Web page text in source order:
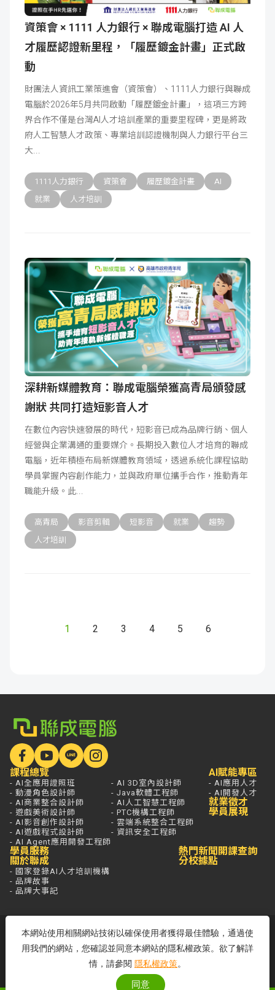
資策會 × 1111 人力銀行 × 聯成電腦打造 AI 人
才履歷認證新里程，「履歷鍍金計畫」正式啟
動
財團法人資訊工業策進會（資策會）、1111人力銀行與聯成
電腦於2026年5月共同啟動「履歷鍍金計畫」，這項三方跨
界合作不僅是台灣AI人才培訓產業的重要里程碑，更是將政
府人工智慧人才政策、專業培訓認證機制與人力銀行平台三
大
1111人力銀行 資策會 履歷鍍金計畫
AI
就業
人才培訓
深耕新媒體教育：聯成電腦榮獲高青局頒發感
謝狀 共同打造短影音人才
在數位內容快速發展的時代，短影音已成為品牌行銷、個人
經營與企業溝通的重要媒介。長期投入數位人才培育的聯成
電腦，近年積極布局新媒體教育領域，透過系統化課程協助
學員掌握內容創作能力，並與政府單位攜手合作，推動青年
職能升級。此
高青局 影音剪輯 短影音 就業
趨勢
人才培訓
1 2 3 4 5 6
課程總覽
- AI全應用證照班
- 動漫角色設計師
- AI商業整合設計師
- 遊戲美術設計師
- AI影音創作設計師
- AI遊戲程式設計師
- AI Agent應用開發工程師
- AI 3D室內設計師
- Java軟體工程師
- AI人工智慧工程師
- PTC機構工程師
- 雲端系統整合工程師
- 資訊安全工程師
AI賦能專區
- AI應用人才
- AI開發人才
就業徵才
學員展現
學員服務
關於聯成
- 國家登錄AI人才培訓機構
- 品牌故事
- 品牌大事記
熱門新聞
分校據點
開課查詢
若想進一步了解，打通電話問最安心，
免付費專線歡迎來電！
客服專線：0800-580-581
周一至五 09:00~18:00
本網站使用相關網站技術以確保使用者獲得最佳體驗，通過使
用我們的網站，您確認並同意本網站的隱私權政策。欲了解詳
情，請參閱 隱私權政策。
同意